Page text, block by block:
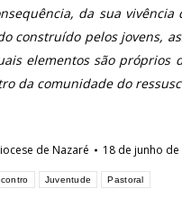
da sua
construído pelos jovens,
elementos são próprios
da comunidade do
de Nazaré
18 de junho de
Juventude Pastoral